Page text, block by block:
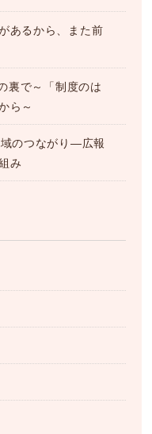
あるから、また前
裏で～「制度のは
ら～
域のつながり―広報
み